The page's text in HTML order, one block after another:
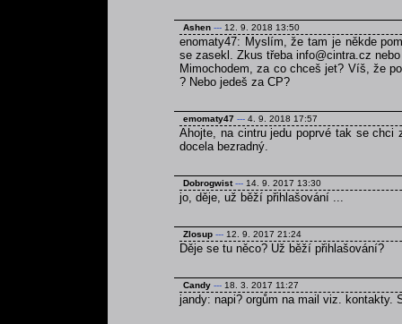
Ashen --- 12. 9. 2018 13:50
enomaty47: Myslím, že tam je někde
se zasekl. Zkus třeba info@cintra.cz
Mimochodem, za co chceš jet? Víš, že
? Nebo jedeš za CP?
emomaty47 --- 4. 9. 2018 17:57
Ahojte, na cintru jedu poprvé tak se chci
docela bezradný.
Dobrogwist --- 14. 9. 2017 13:30
jo, děje, už běží přihlašování ...
Zlosup --- 12. 9. 2017 21:24
Děje se tu něco? Už běží přihlašování?
Candy --- 18. 3. 2017 11:27
jandy: napi? orgům na mail viz. kontakty.